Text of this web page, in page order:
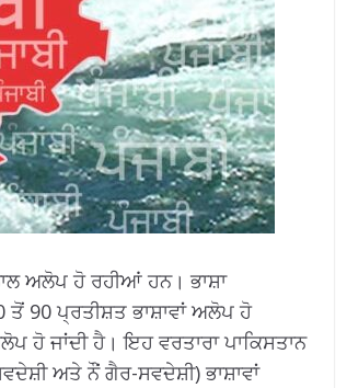
ਅਲੋਪ ਹੋ ਰਹੀਆਂ ਹਨ। ਭਾਸ਼ਾ
90 ਪ੍ਰਤੀਸ਼ਤ ਭਾਸ਼ਾਵਾਂ ਅਲੋਪ ਹੋ
ਹੋ ਜਾਂਦੀ ਹੈ। ਇਹ ਵਰਤਾਰਾ ਪਾਕਿਸਤਾਨ
ਅਤੇ ਨੌਂ ਗੈਰ-ਸਵਦੇਸ਼ੀ) ਭਾਸ਼ਾਵਾਂ